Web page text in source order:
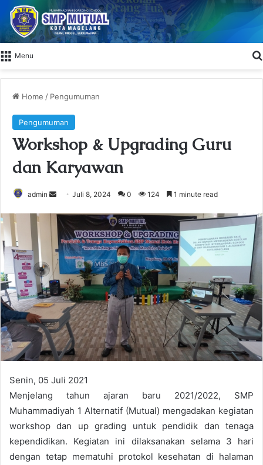
Menu
Home / Pengumuman
Pengumuman
Workshop & Upgrading Guru
dan Karyawan
admin
n
d
a
n
e
m
i
l
Juli 8, 2024 0 124 1 minute read
Senin, 05 Juli 2021
Menjelang tahun ajaran baru 2021/2022, SMP
Muhammadiyah 1 Alternatif (Mutual) mengadakan kegiatan
workshop dan up grading untuk pendidik dan tenaga
kependidikan. Kegiatan ini dilaksanakan selama 3 hari
dengan tetap mematuhi protokol kesehatan di halaman